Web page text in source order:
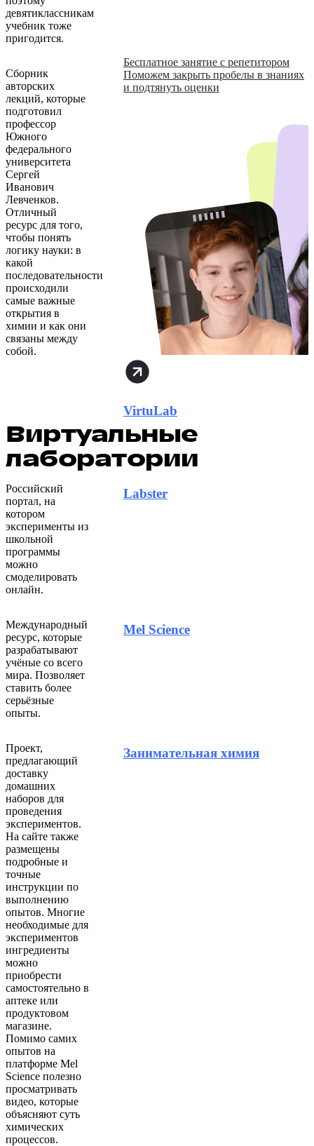
девятиклассникам
учебник тоже
пригодится.
Сборник
авторских
лекций, которые
подготовил
профессор
Южного
федерального
университета
Сергей
Иванович
Левченков.
Отличный
ресурс для того,
чтобы понять
логику науки: в
какой
последовательности
происходили
самые важные
открытия в
химии и как они
связаны между
собой.
Бесплатное занятие с репетитором
Поможем закрыть пробелы в знаниях
и подтянуть оценки
Виртуальные
лаборатории
VirtuLab
Российский
портал, на
котором
эксперименты из
школьной
программы
можно
смоделировать
онлайн.
Labster
Международный
ресурс, которые
разрабатывают
учёные со всего
мира. Позволяет
ставить более
серьёзные
опыты.
Mel Science
Проект,
предлагающий
доставку
домашних
наборов для
проведения
экспериментов.
На сайте также
размещены
подробные и
точные
инструкции по
выполнению
опытов. Многие
необходимые для
экспериментов
ингредиенты
можно
приобрести
самостоятельно в
аптеке или
продуктовом
магазине.
Помимо самих
опытов на
платформе Mel
Science полезно
просматривать
видео, которые
объясняют суть
химических
процессов.
Занимательная химия